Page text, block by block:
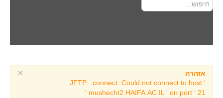
דרך הדורות
אירועים
אודיטוריום מוזיאון הכט
×
אזהרה
JFTP: :connect: Could not connect to host '
mushecht2.HAIFA.AC.IL ' on port ' 21 '